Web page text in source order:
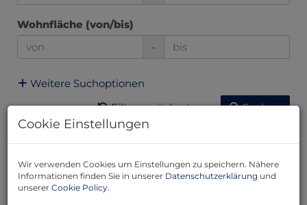
Wohnfläche (von/bis)
-
Weitere Suchoptionen
Filter zurücksetzen
Suchen
Cookie Einstellungen
Wir verwenden Cookies um Einstellungen zu speichern. Nähere
Informationen finden Sie in unserer Datenschutzerklärung und
unserer Cookie Policy.